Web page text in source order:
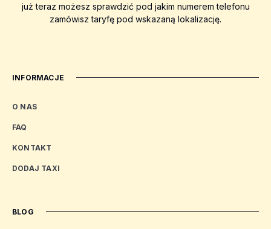
już teraz możesz sprawdzić pod jakim numerem telefonu
zamówisz taryfę pod wskazaną lokalizację.
INFORMACJE
O NAS
FAQ
KONTAKT
DODAJ TAXI
BLOG